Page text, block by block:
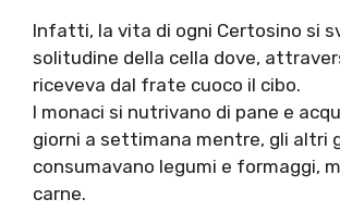
Infatti, la vita di ogni Certosino si
solitudine della cella dove,
riceveva dal frate cuoco il cibo.
I monaci si nutrivano di pane e
giorni a settimana mentre, gli altri
consumavano legumi e formaggi,
carne.